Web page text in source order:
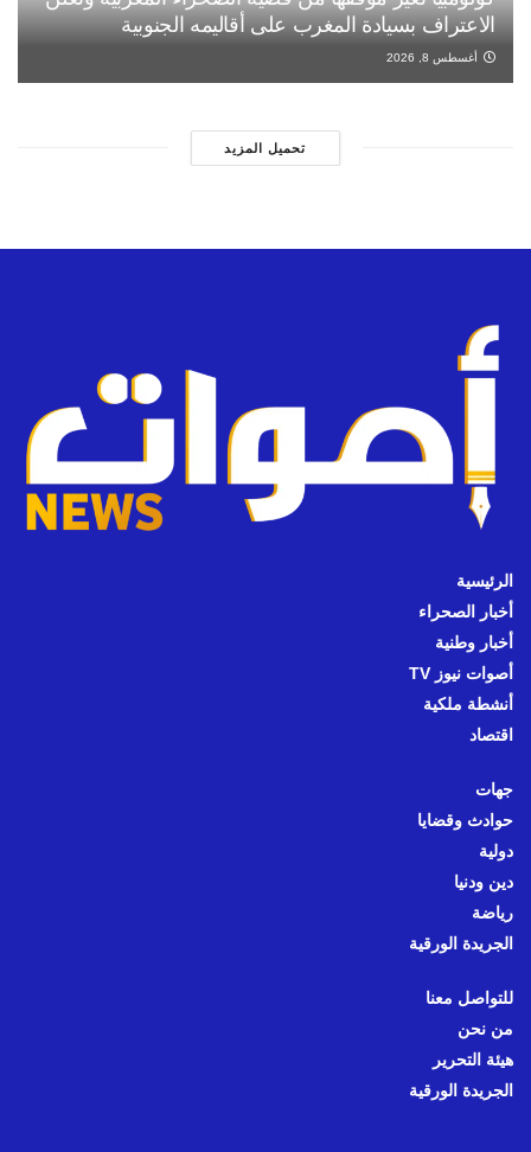
الاعتراف بسيادة المغرب على أقاليمه الجنوبية
أغسطس 8, 2026
تحميل المزيد
الرئيسية
أخبار الصحراء
أخبار وطنية
أصوات نيوز TV
أنشطة ملكية
اقتصاد
جهات
حوادث وقضايا
دولية
دين ودنيا
رياضة
الجريدة الورقية
للتواصل معنا
من نحن
هيئة التحرير
الجريدة الورقية